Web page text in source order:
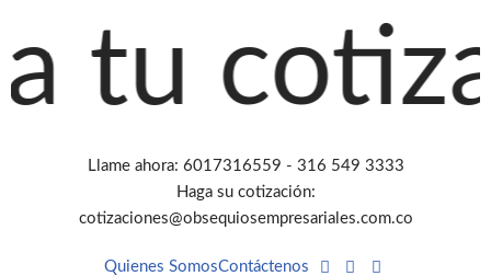
Saltar
al
Llame ahora: 6017316559 - 316 549 3333
Haga su cotización:
cotizaciones@obsequiosempresariales.com.co
Quienes SomosContáctenos